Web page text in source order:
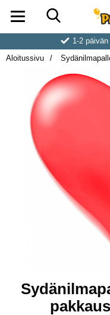
1-2
Aloitussivu